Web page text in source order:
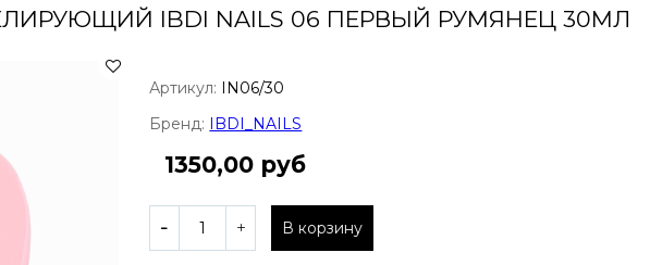
IBDI NAILS 06 ПЕРВЫЙ РУМЯНЕЦ 30МЛ
Артикул: IN06/30
Бренд: IBDI_NAILS
1350,00 руб
В корзину